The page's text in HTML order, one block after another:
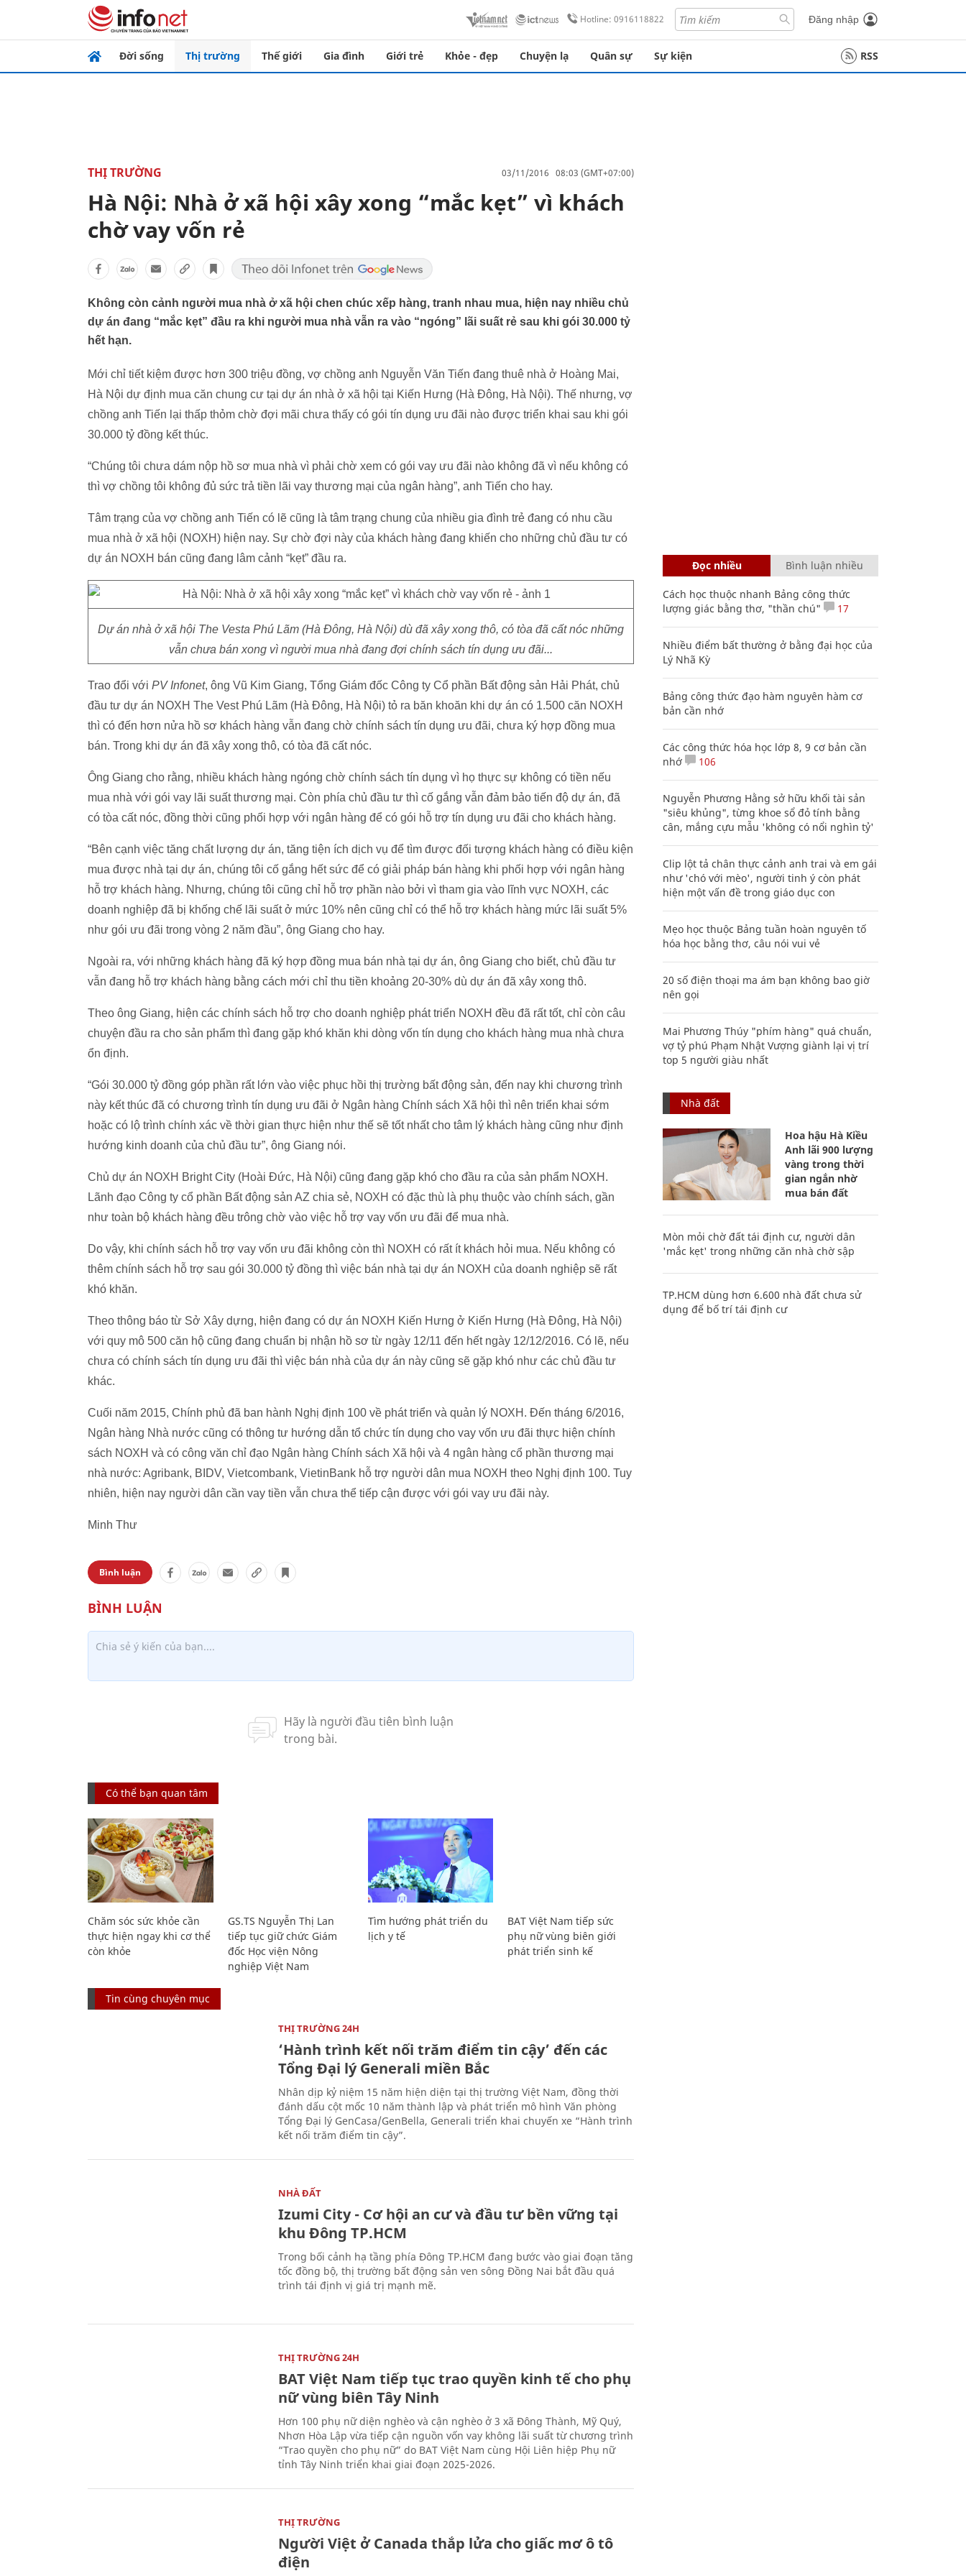
Hotline: 0916118822 Đăng nhập
Đời sống Thị trường Thế giới Gia đình Giới trẻ Khỏe - đẹp Chuyện lạ Quân sự Sự kiện RSS
THỊ TRƯỜNG 03/11/2016 08:03 (GMT+07:00)
Hà Nội: Nhà ở xã hội xây xong “mắc kẹt” vì khách
chờ vay vốn rẻ
Không còn cảnh người mua nhà ở xã hội chen chúc xếp hàng, tranh nhau mua, hiện nay nhiều chủ
dự án đang “mắc kẹt” đầu ra khi người mua nhà vẫn ra vào “ngóng” lãi suất rẻ sau khi gói 30.000 tỷ
hết hạn.
Mới chỉ tiết kiệm được hơn 300 triệu đồng, vợ chồng anh Nguyễn Văn Tiến đang thuê nhà ở Hoàng Mai,
Hà Nội dự định mua căn chung cư tại dự án nhà ở xã hội tại Kiến Hưng (Hà Đông, Hà Nội). Thế nhưng, vợ
chồng anh Tiến lại thấp thỏm chờ đợi mãi chưa thấy có gói tín dụng ưu đãi nào được triển khai sau khi gói
30.000 tỷ đồng kết thúc.
“Chúng tôi chưa dám nộp hồ sơ mua nhà vì phải chờ xem có gói vay ưu đãi nào không đã vì nếu không có
thì vợ chồng tôi không đủ sức trả tiền lãi vay thương mại của ngân hàng”, anh Tiến cho hay.
Tâm trạng của vợ chồng anh Tiến có lẽ cũng là tâm trạng chung của nhiều gia đình trẻ đang có nhu cầu
mua nhà ở xã hội (NOXH) hiện nay. Sự chờ đợi này của khách hàng đang khiến cho những chủ đầu tư có
dự án NOXH bán cũng đang lâm cảnh “kẹt” đầu ra.
Dự án nhà ở xã hội The Vesta Phú Lãm (Hà Đông, Hà Nội) dù đã xây xong thô, có tòa đã cất nóc những
vẫn chưa bán xong vì người mua nhà đang đợi chính sách tín dụng ưu đãi...
Trao đổi với PV Infonet, ông Vũ Kim Giang, Tổng Giám đốc Công ty Cổ phần Bất động sản Hải Phát, chủ
đầu tư dự án NOXH The Vest Phú Lãm (Hà Đông, Hà Nội) tỏ ra băn khoăn khi dự án có 1.500 căn NOXH
thì có đến hơn nửa hồ sơ khách hàng vẫn đang chờ chính sách tín dụng ưu đãi, chưa ký hợp đồng mua
bán. Trong khi dự án đã xây xong thô, có tòa đã cất nóc.
Ông Giang cho rằng, nhiều khách hàng ngóng chờ chính sách tín dụng vì họ thực sự không có tiền nếu
mua nhà với gói vay lãi suất thương mại. Còn phía chủ đầu tư thì cố gắng vẫn đảm bảo tiến độ dự án, đã
có tòa cất nóc, đồng thời cũng phối hợp với ngân hàng để có gói hỗ trợ tín dụng ưu đãi cho khách hàng.
“Bên cạnh việc tăng chất lượng dự án, tăng tiện ích dịch vụ để tìm được đối tượng khách hàng có điều kiện
mua được nhà tại dự án, chúng tôi cố gắng hết sức để có giải pháp bán hàng khi phối hợp với ngân hàng
hỗ trợ khách hàng. Nhưng, chúng tôi cũng chỉ hỗ trợ phần nào bởi vì tham gia vào lĩnh vực NOXH, các
doanh nghiệp đã bị khống chế lãi suất ở mức 10% nên cũng chỉ có thể hỗ trợ khách hàng mức lãi suất 5%
như gói ưu đãi trong vòng 2 năm đầu”, ông Giang cho hay.
Ngoài ra, với những khách hàng đã ký hợp đồng mua bán nhà tại dự án, ông Giang cho biết, chủ đầu tư
vẫn đang hỗ trợ khách hàng bằng cách mới chỉ thu tiền khoảng 20-30% dù dự án đã xây xong thô.
Theo ông Giang, hiện các chính sách hỗ trợ cho doanh nghiệp phát triển NOXH đều đã rất tốt, chỉ còn câu
chuyện đầu ra cho sản phẩm thì đang gặp khó khăn khi dòng vốn tín dụng cho khách hàng mua nhà chưa
ổn định.
“Gói 30.000 tỷ đồng góp phần rất lớn vào việc phục hồi thị trường bất động sản, đến nay khi chương trình
này kết thúc đã có chương trình tín dụng ưu đãi ở Ngân hàng Chính sách Xã hội thì nên triển khai sớm
hoặc có lộ trình chính xác về thời gian thực hiện như thế sẽ tốt nhất cho tâm lý khách hàng cũng như định
hướng kinh doanh của chủ đầu tư”, ông Giang nói.
Chủ dự án NOXH Bright City (Hoài Đức, Hà Nội) cũng đang gặp khó cho đầu ra của sản phẩm NOXH.
Lãnh đạo Công ty cổ phần Bất động sản AZ chia sẻ, NOXH có đặc thù là phụ thuộc vào chính sách, gần
như toàn bộ khách hàng đều trông chờ vào việc hỗ trợ vay vốn ưu đãi để mua nhà.
Do vậy, khi chính sách hỗ trợ vay vốn ưu đãi không còn thì NOXH có rất ít khách hỏi mua. Nếu không có
thêm chính sách hỗ trợ sau gói 30.000 tỷ đồng thì việc bán nhà tại dự án NOXH của doanh nghiệp sẽ rất
khó khăn.
Theo thông báo từ Sở Xây dựng, hiện đang có dự án NOXH Kiến Hưng ở Kiến Hưng (Hà Đông, Hà Nội)
với quy mô 500 căn hộ cũng đang chuẩn bị nhận hồ sơ từ ngày 12/11 đến hết ngày 12/12/2016. Có lẽ, nếu
chưa có chính sách tín dụng ưu đãi thì việc bán nhà của dự án này cũng sẽ gặp khó như các chủ đầu tư
khác.
Cuối năm 2015, Chính phủ đã ban hành Nghị định 100 về phát triển và quản lý NOXH. Đến tháng 6/2016,
Ngân hàng Nhà nước cũng có thông tư hướng dẫn tổ chức tín dụng cho vay vốn ưu đãi thực hiện chính
sách NOXH và có công văn chỉ đạo Ngân hàng Chính sách Xã hội và 4 ngân hàng cổ phần thương mại
nhà nước: Agribank, BIDV, Vietcombank, VietinBank hỗ trợ người dân mua NOXH theo Nghị định 100. Tuy
nhiên, hiện nay người dân cần vay tiền vẫn chưa thể tiếp cận được với gói vay ưu đãi này.
Minh Thư
Bình luận
Có thể bạn quan tâm
Chăm sóc sức khỏe cần
thực hiện ngay khi cơ thể
còn khỏe
GS.TS Nguyễn Thị Lan
tiếp tục giữ chức Giám
đốc Học viện Nông
nghiệp Việt Nam
Tìm hướng phát triển du
lịch y tế
BAT Việt Nam tiếp sức
phụ nữ vùng biên giới
phát triển sinh kế
Tin cùng chuyên mục
THỊ TRƯỜNG 24H
‘Hành trình kết nối trăm điểm tin cậy’ đến các
Tổng Đại lý Generali miền Bắc
Nhân dịp kỷ niệm 15 năm hiện diện tại thị trường Việt Nam, đồng thời
đánh dấu cột mốc 10 năm thành lập và phát triển mô hình Văn phòng
Tổng Đại lý GenCasa/GenBella, Generali triển khai chuyến xe “Hành trình
kết nối trăm điểm tin cậy”.
NHÀ ĐẤT
Izumi City - Cơ hội an cư và đầu tư bền vững tại
khu Đông TP.HCM
Trong bối cảnh hạ tầng phía Đông TP.HCM đang bước vào giai đoạn tăng
tốc đồng bộ, thị trường bất động sản ven sông Đồng Nai bắt đầu quá
trình tái định vị giá trị mạnh mẽ.
THỊ TRƯỜNG 24H
BAT Việt Nam tiếp tục trao quyền kinh tế cho phụ
nữ vùng biên Tây Ninh
Hơn 100 phụ nữ diện nghèo và cận nghèo ở 3 xã Đông Thành, Mỹ Quý,
Nhơn Hòa Lập vừa tiếp cận nguồn vốn vay không lãi suất từ chương trình
“Trao quyền cho phụ nữ” do BAT Việt Nam cùng Hội Liên hiệp Phụ nữ
tỉnh Tây Ninh triển khai giai đoạn 2025-2026.
THỊ TRƯỜNG
Người Việt ở Canada thắp lửa cho giấc mơ ô tô
điện
Đọc nhiều Bình luận nhiều
Cách học thuộc nhanh Bảng công thức
lượng giác bằng thơ, "thần chú"
17
Nhiều điểm bất thường ở bằng đại học của
Lý Nhã Kỳ
Bảng công thức đạo hàm nguyên hàm cơ
bản cần nhớ
Các công thức hóa học lớp 8, 9 cơ bản cần
nhớ
106
Nguyễn Phương Hằng sở hữu khối tài sản
"siêu khủng", từng khoe sổ đỏ tính bằng
cân, mắng cựu mẫu 'không có nổi nghìn tỷ'
Clip lột tả chân thực cảnh anh trai và em gái
như 'chó với mèo', người tinh ý còn phát
hiện một vấn đề trong giáo dục con
Mẹo học thuộc Bảng tuần hoàn nguyên tố
hóa học bằng thơ, câu nói vui vẻ
20 số điện thoại ma ám bạn không bao giờ
nên gọi
Mai Phương Thúy "phím hàng" quá chuẩn,
vợ tỷ phú Phạm Nhật Vượng giành lại vị trí
top 5 người giàu nhất
Nhà đất
Hoa hậu Hà Kiều
Anh lãi 900 lượng
vàng trong thời
gian ngắn nhờ
mua bán đất
Mòn mỏi chờ đất tái định cư, người dân
'mắc kẹt' trong những căn nhà chờ sập
TP.HCM dùng hơn 6.600 nhà đất chưa sử
dụng để bố trí tái định cư